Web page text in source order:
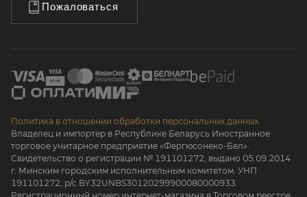
Пожаловаться
Политика в отношении обработки персональных данных.
Владелец и импортер в Республике Беларусь Иностранное
торговое унитарное предприятие «Фергюсонеко-Бел».
Свидетельство о регистрации № 191101272, выдано 05.09.2014
г. Минским городским исполнительным комитетом. УНП
191101272, р/с BY32UNBS30120299900080000933.